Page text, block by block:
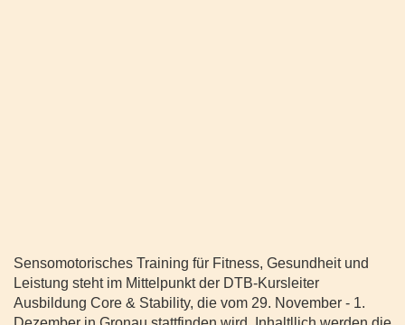
Sensomotorisches Training für Fitness, Gesundheit und
Leistung steht im Mittelpunkt der DTB-Kursleiter
Ausbildung Core & Stability, die vom 29. November - 1.